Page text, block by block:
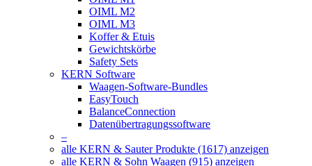
OIML M2
OIML M3
Koffer & Etuis
Gewichtskörbe
Safety Sets
KERN Software
Waagen-Software-Bundles
EasyTouch
BalanceConnection
Datenübertragungssoftware
–
alle KERN & Sauter Produkte (1617) anzeigen
alle KERN & Sohn Waagen (915) anzeigen